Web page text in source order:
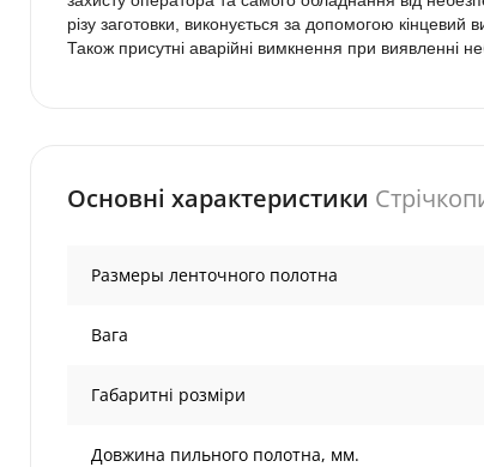
різу заготовки, виконується за допомогою
Також присутні аварійні вимкнення при виявленні
Основні характеристики
Размеры ленточного полотна
Вага
Габаритні розміри
Довжина пильного полотна, мм.